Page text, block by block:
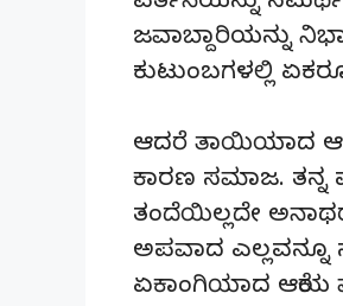
ಜವಾಬ್ದಾರಿಯನ್ನು
ಕುಟುಂಬಗಳಲ್ಲಿ
ಆದರೆ ತಾಯಿಯಾದ ಆಕೆ
ಕಾರಣ ಸಮಾಜ. ತನ್ನ
ತಂದೆಯಿಲ್ಲದೇ
ಅಪವಾದ
ಏಕಾಂಗಿಯಾದ ಆಕೆಯ